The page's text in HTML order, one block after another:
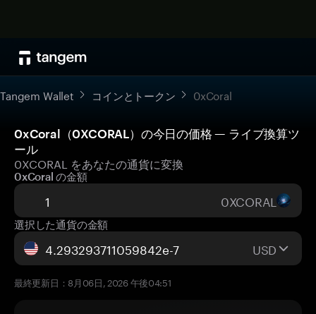
Tangem Wallet コインとトークン 0xCoral
0xCoral（0XCORAL）の今日の価格 — ライブ換算ツ
ール
0XCORAL をあなたの通貨に変換
0xCoral の金額
0XCORAL
選択した通貨の金額
USD
最終更新日：8月06日, 2026 午後04:51